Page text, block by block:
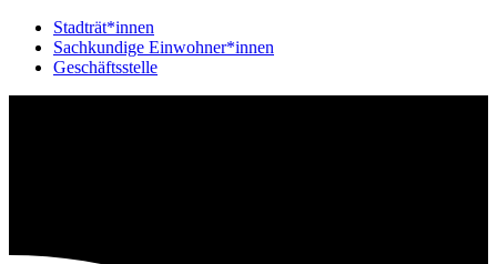
Stadträt*innen
Sachkundige Einwohner*innen
Geschäftsstelle